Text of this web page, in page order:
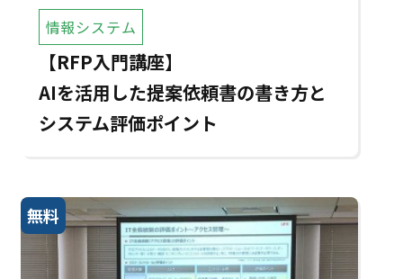
情報システム
【RFP入門講座】
AIを活用した提案依頼書の書き方と
システム評価ポイント
無料